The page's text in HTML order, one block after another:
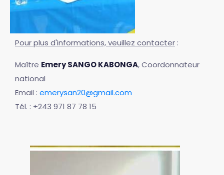
Pour plus d'informations, veuillez contacter :
Maître Emery SANGO KABONGA, Coordonnateur
national
Email : emerysan20@gmail.com
Tél. : +243 971 87 78 15